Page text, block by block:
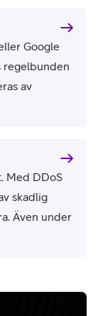
Google
regelbunden
av
Med DDoS
skadlig
Även under